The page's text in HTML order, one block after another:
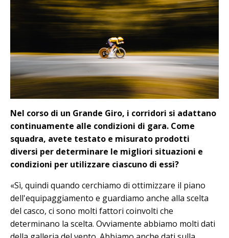
Nel corso di un Grande Giro, i corridori si adattano
continuamente alle condizioni di gara. Come
squadra, avete testato e misurato prodotti
diversi per determinare le migliori situazioni e
condizioni per utilizzare ciascuno di essi?
«Sì, quindi quando cerchiamo di ottimizzare il piano
dell'equipaggiamento e guardiamo anche alla scelta
del casco, ci sono molti fattori coinvolti che
determinano la scelta. Ovviamente abbiamo molti dati